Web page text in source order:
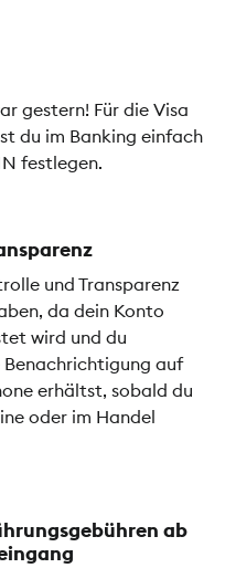
gestern! Für die Visa
du im Banking einfach
festlegen.
und Transparenz
da dein Konto
wird und du
auf
erhältst, sobald du
oder im Handel
ab